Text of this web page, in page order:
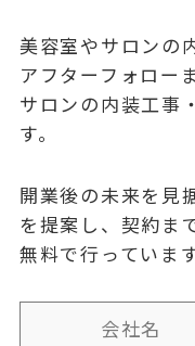
美容室やサロンの
アフターフォロー
サロンの内装工事
す。
開業後の未来を見
を提案し、契約ま
無料で行っています
会社名